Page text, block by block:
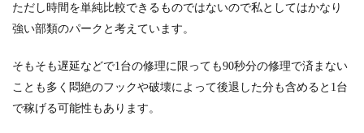
ただし時間を単純比較できるものではないので私としてはかなり
強い部類のパークと考えています。
そもそも遅延などで1台の修理に限っても90秒分の修理で済まない
ことも多く悶絶のフックや破壊によって後退した分も含めると1台
で稼げる可能性もあります。